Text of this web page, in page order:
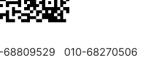
68809529   010-68270506